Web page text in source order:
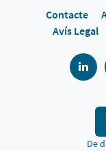
Contacte
Avís Legal
De